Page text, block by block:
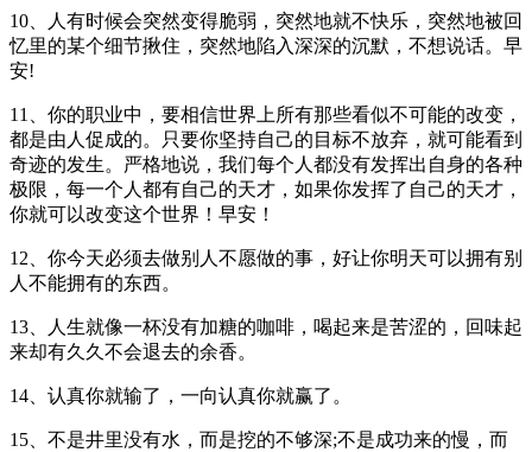
10、人有时候会突然变得脆弱，突然地就不快乐，突然地被回
忆里的某个细节揪住，突然地陷入深深的沉默，不想说话。早
安!
11、你的职业中，要相信世界上所有那些看似不可能的改变，
都是由人促成的。只要你坚持自己的目标不放弃，就可能看到
奇迹的发生。严格地说，我们每个人都没有发挥出自身的各种
极限，每一个人都有自己的天才，如果你发挥了自己的天才，
你就可以改变这个世界！早安！
12、你今天必须去做别人不愿做的事，好让你明天可以拥有别
人不能拥有的东西。
13、人生就像一杯没有加糖的咖啡，喝起来是苦涩的，回味起
来却有久久不会退去的余香。
14、认真你就输了，一向认真你就赢了。
15、不是井里没有水，而是挖的不够深;不是成功来的慢，而